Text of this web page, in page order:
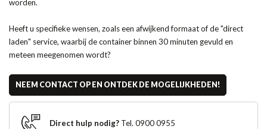
worden.
Heeft u specifieke wensen, zoals een afwijkend formaat of de "direct
laden" service, waarbij de container binnen 30 minuten gevuld en
meteen meegenomen wordt?
NEEM CONTACT OP EN ONTDEK DE MOGELIJKHEDEN!
Direct hulp nodig? Tel. 0900 0955